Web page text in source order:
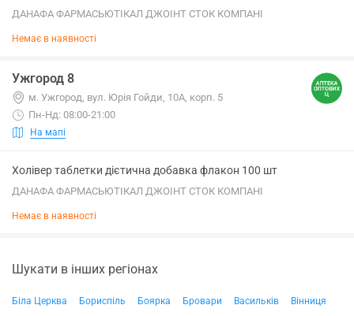
ДАНАФА ФАРМАСЬЮТІКАЛ ДЖОІНТ СТОК КОМПАНІ
Немає в наявності
Ужгород 8
м. Ужгород, вул. Юрія Гойди, 10А, корп. 5
Пн-Нд: 08:00-21:00
На мапі
Холівер таблетки дієтична добавка флакон 100 шт
ДАНАФА ФАРМАСЬЮТІКАЛ ДЖОІНТ СТОК КОМПАНІ
Немає в наявності
Шукати в інших регіонах
Біла Церква Бориспіль Боярка Бровари Васильків
Вінниця